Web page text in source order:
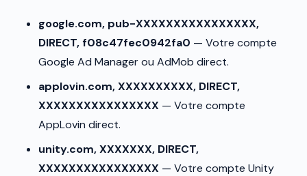
google.com, pub-XXXXXXXXXXXXXXXX,
DIRECT, f08c47fec0942fa0 — Votre compte
Google Ad Manager ou AdMob direct.
applovin.com, XXXXXXXXXX, DIRECT,
XXXXXXXXXXXXXXXX — Votre compte
AppLovin direct.
unity.com, XXXXXXX, DIRECT,
XXXXXXXXXXXXXXXX — Votre compte Unity